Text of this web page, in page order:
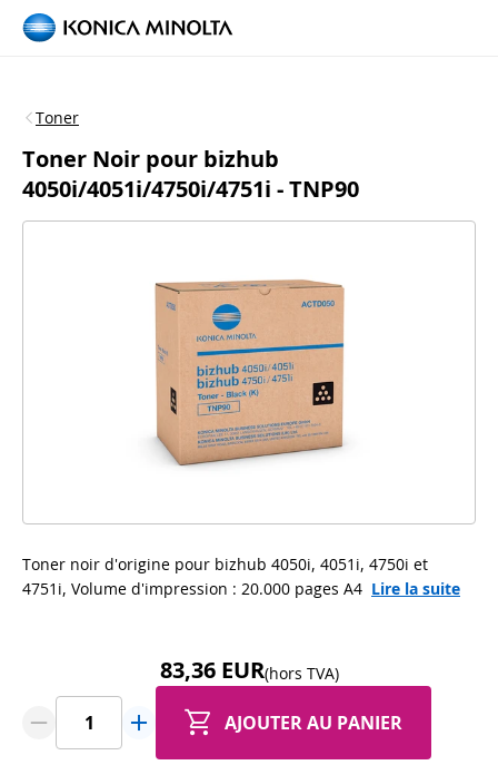
Toner
Toner Noir pour bizhub
4050i/4051i/4750i/4751i - TNP90
Toner noir d'origine pour bizhub 4050i, 4051i, 4750i et
4751i, Volume d'impression : 20.000 pages A4 Lire la suite
83,36 EUR(hors TVA)
AJOUTER AU PANIER